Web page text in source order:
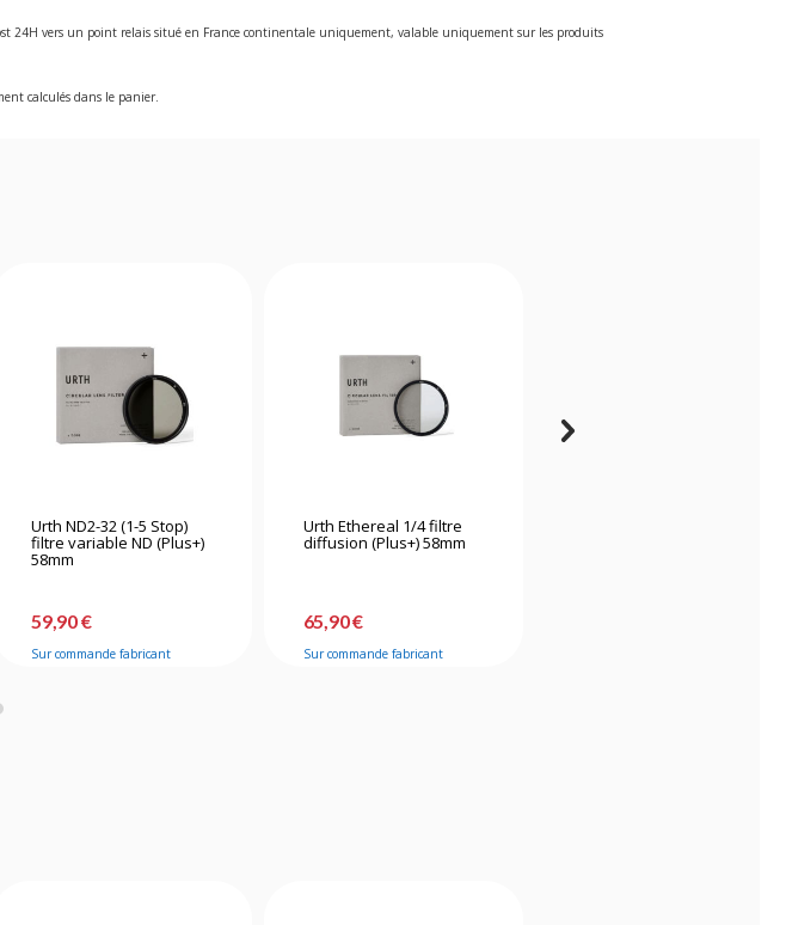
24H vers un point relais situé en France continentale uniquement, valable uniquement sur les produits
calculés dans le panier.
Urth ND2-32 (1-5 Stop)
filtre variable ND (Plus+)
58mm
59,90 €
Sur commande fabricant
Urth Ethereal 1/4 filtre
diffusion (Plus+) 58mm
65,90 €
Sur commande fabricant